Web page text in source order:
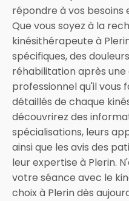
répondre à vos besoins
Que vous soyez à la
kinésithérapeute à
spécifiques, des
réhabilitation après
professionnel qu'il vous
détaillés de chaque
découvrirez des
spécialisations, leurs
ainsi que les avis des
leur expertise à Plerin.
votre séance avec le
choix à Plerin dès